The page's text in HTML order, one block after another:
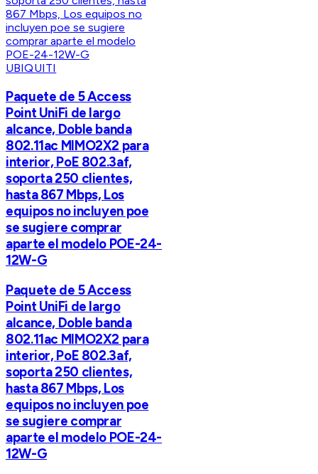
UBIQUITI
Paquete de 5 Access
Point UniFi de largo
alcance, Doble banda
802.11ac MIMO2X2 para
interior, PoE 802.3af,
soporta 250 clientes,
hasta 867 Mbps, Los
equipos no incluyen poe
se sugiere comprar
aparte el modelo POE-24-
12W-G
Paquete de 5 Access
Point UniFi de largo
alcance, Doble banda
802.11ac MIMO2X2 para
interior, PoE 802.3af,
soporta 250 clientes,
hasta 867 Mbps, Los
equipos no incluyen poe
se sugiere comprar
aparte el modelo POE-24-
12W-G